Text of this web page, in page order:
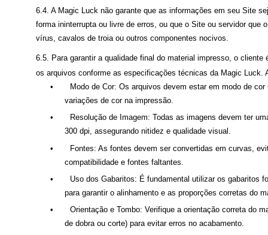
6.4. A Magic Luck não garante que as informações em seu Site
forma ininterrupta ou livre de erros, ou que o Site ou servidor que
vírus, cavalos de troia ou outros componentes nocivos.
6.5. Para garantir a qualidade final do material impresso, o cliente
os arquivos conforme as especificações técnicas da Magic Luck.
•
Modo de Cor: Os arquivos devem estar em modo de
variações de cor na impressão.
•
Resolução de Imagem: Todas as imagens devem ter
300 dpi, assegurando nitidez e qualidade visual.
•
Fontes: As fontes devem ser convertidas em curvas,
compatibilidade e fontes faltantes.
•
Uso dos Gabaritos: É fundamental utilizar os gabaritos
para garantir o alinhamento e as proporções corretas do
•
Orientação e Tombo: Verifique a orientação correta do
de dobra ou corte) para evitar erros no acabamento.